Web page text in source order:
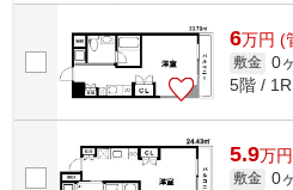
す！迅速に対応致します！！！！！♪
6万円 (
敷金 0
5階 /
5.9万円
敷金 0